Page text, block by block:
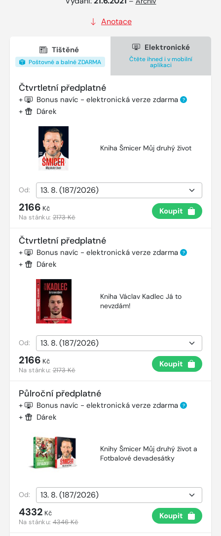
Anotace
Tištěné
Poštovné a balné ZDARMA
Elektronické
Čtěte ihned i v mobilní
aplikaci
Čtvrtletní předplatné
+ Bonus navíc - elektronická verze zdarma ?
+ Dárek
Kniha Šmicer Můj druhý život
Od:
2166 Kč
Na stánku:2173 Kč
Koupit
Čtvrtletní předplatné
+ Bonus navíc - elektronická verze zdarma ?
+ Dárek
Kniha Václav Kadlec Já to
nevzdám!
Od:
2166 Kč
Na stánku:2173 Kč
Koupit
Půlroční předplatné
+ Bonus navíc - elektronická verze zdarma ?
+ Dárek
Knihy Šmicer Můj druhý život a
Fotbalové devadesátky
Od:
4332 Kč
Na stánku:4346 Kč
Koupit